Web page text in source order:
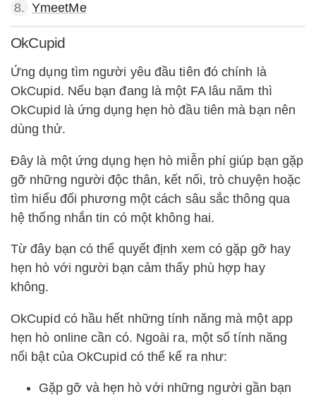
8. YmeetMe
OkCupid
Ứng dụng tìm người yêu đầu tiên đó chính là
OkCupid. Nếu bạn đang là một FA lâu năm thì
OkCupid là ứng dụng hẹn hò đầu tiên mà bạn nên
dùng thử.
Đây là một ứng dụng hẹn hò miễn phí giúp bạn gặp
gỡ những người độc thân, kết nối, trò chuyện hoặc
tìm hiểu đối phương một cách sâu sắc thông qua
hệ thống nhắn tin có một không hai.
Từ đây bạn có thể quyết định xem có gặp gỡ hay
hẹn hò với người bạn cảm thấy phù hợp hay
không.
OkCupid có hầu hết những tính năng mà một app
hẹn hò online cần có. Ngoài ra, một số tính năng
nổi bật của OkCupid có thể kể ra như:
Gặp gỡ và hẹn hò với những người gần bạn